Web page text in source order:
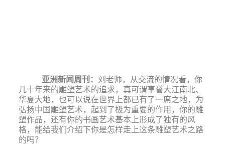
亚洲新闻周刊 ： 刘老师，从交流的情况看，你
几十年来的雕塑艺术的追求，真可谓享誉大江南北、
华夏大地，也可以说在世界上都已有了一席之地，为
弘扬中国雕塑艺术，起到了极为重要的作用，你的雕
塑作品，还有你的书画艺术基本上形成了独有的风
格，能给我们介绍下你是怎样走上这条雕塑艺术之路
的吗？